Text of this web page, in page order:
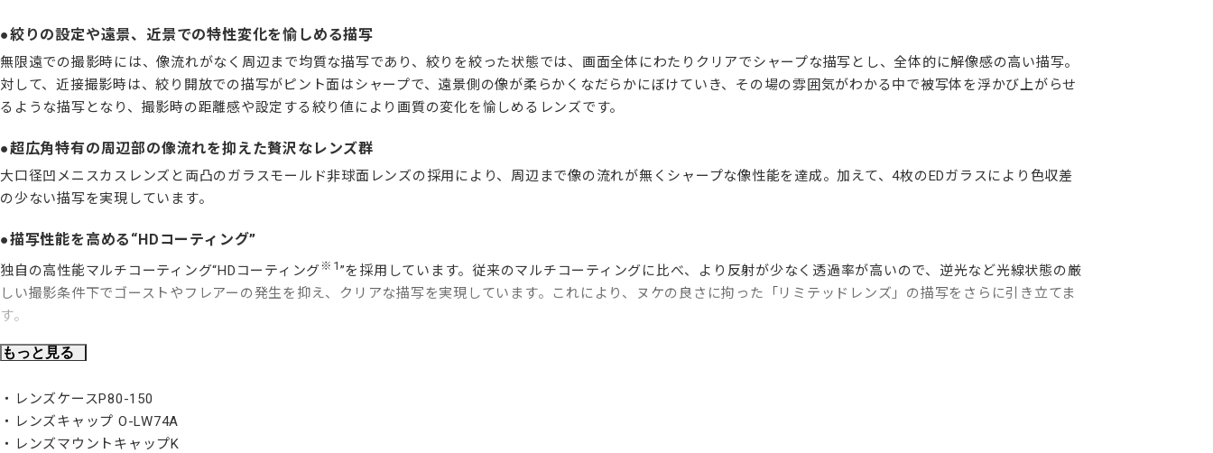
絞りの設定や遠景、近景での特性変化を愉しめる描写
無限遠での撮影時には、像流れがなく周辺まで均質な描写であり、絞りを絞った状態では、画面全体にわたりクリアでシャープな描写とし、全体的に解像感の高い描写。
対して、近接撮影時は、絞り開放での描写がピント面はシャープで、遠景側の像が柔らかくなだらかにぼけていき、その場の雰囲気がわかる中で被写体を浮かび上がらせ
るような描写となり、撮影時の距離感や設定する絞り値により画質の変化を愉しめるレンズです。
超広角特有の周辺部の像流れを抑えた贅沢なレンズ群
大口径凹メニスカスレンズと両凸のガラスモールド非球面レンズの採用により、周辺まで像の流れが無くシャープな像性能を達成。加えて、4枚のEDガラスにより色収差
の少ない描写を実現しています。
描写性能を高める“HDコーティング”
独自の高性能マルチコーティング“HDコーティング※1 ”を採用しています。従来のマルチコーティングに比べ、より反射が少なく透過率が高いので、逆光など光線状態の厳
しい撮影条件下でゴーストやフレアーの発生を抑え、クリアな描写を実現しています。これにより、ヌケの良さに拘った「リミテッドレンズ」の描写をさらに引き立てま
す。
※1：「HD」はHigh Definitionの略。
光芒とボケ味が美しい8枚円形絞り
今回、新たに専用設計された絞りユニットでは開放付近での柔らかいボケを実現するために円形絞りを採用し、かつ、夜景撮影等での光芒を美しく出すため8枚絞り羽根
を採用しています。
もっと見る
レンズケースP80-150
レンズキャップ O-LW74A
レンズマウントキャップK